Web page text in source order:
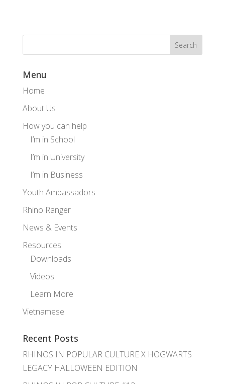
Menu
Home
About Us
How you can help
I’m in School
I’m in University
I’m in Business
Youth Ambassadors
Rhino Ranger
News & Events
Resources
Downloads
Videos
Learn More
Vietnamese
Recent Posts
RHINOS IN POPULAR CULTURE X HOGWARTS
LEGACY HALLOWEEN EDITION